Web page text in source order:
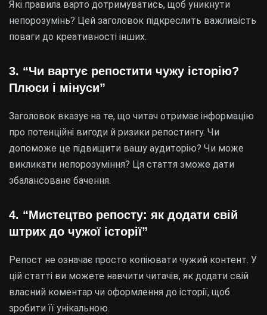
Які правила варто дотримуватись, щоб уникнути
непорозумінь? Цей заголовок підкреслить важливість
поваги до креативності інших.
3. “Чи вартує репостити чужу історію?
Плюси і мінуси”
Заголовок вказує на те, що читач отримає інформацію
про потенційні вигоди й ризики репостингу. Чи
допоможе це підвищити вашу аудиторію? Чи може
викликати непорозуміння? Ця стаття зможе дати
збалансоване бачення.
4. “Мистецтво репосту: як додати свій
штрих до чужої історії”
Репост не означає просто копіювати чужий контент. У
цій статті ви можете навчити читачів, як додати свій
власний коментар чи оформлення до історії, щоб
зробити її унікальною.